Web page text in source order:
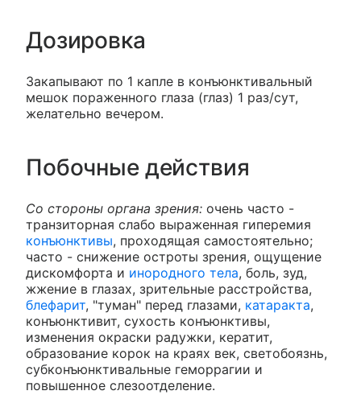
Дозировка
Закапывают по 1 капле в конъюнктивальный
мешок пораженного глаза (глаз) 1 раз/сут,
желательно вечером.
Побочные действия
Со стороны органа зрения: очень часто -
транзиторная слабо выраженная гиперемия
конъюнктивы, проходящая самостоятельно;
часто - снижение остроты зрения, ощущение
дискомфорта и инородного тела, боль, зуд,
жжение в глазах, зрительные расстройства,
блефарит, "туман" перед глазами, катаракта,
конъюнктивит, сухость конъюнктивы,
изменения окраски радужки, кератит,
образование корок на краях век, светобоязнь,
субконъюнктивальные геморрагии и
повышенное слезоотделение.